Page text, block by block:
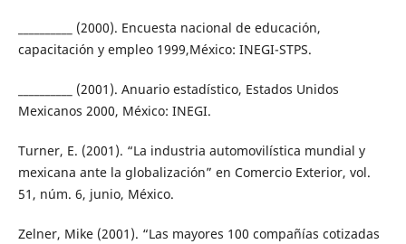
__________ (2000). Encuesta nacional de educación,
capacitación y empleo 1999,México: INEGI-STPS.
__________ (2001). Anuario estadístico, Estados Unidos
Mexicanos 2000, México: INEGI.
Turner, E. (2001). “La industria automovilística mundial y
mexicana ante la globalización” en Comercio Exterior, vol.
51, núm. 6, junio, México.
Zelner, Mike (2001). “Las mayores 100 compañías cotizadas